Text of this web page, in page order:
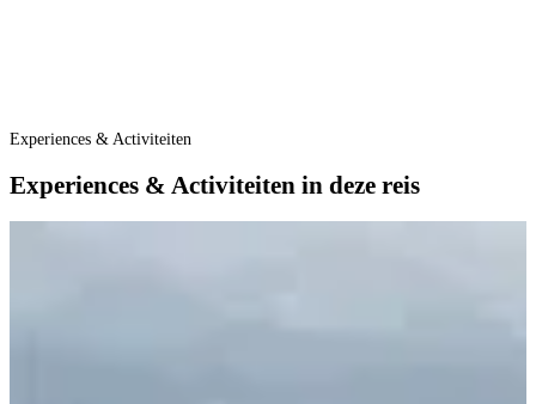
Experiences & Activiteiten
Experiences & Activiteiten in deze reis